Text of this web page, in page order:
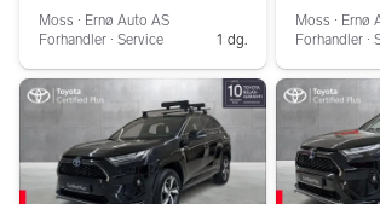
Moss ∙ Ernø Auto AS
Forhandler ∙ Service
1 dg.
Moss ∙ Ernø
Forhandler ∙